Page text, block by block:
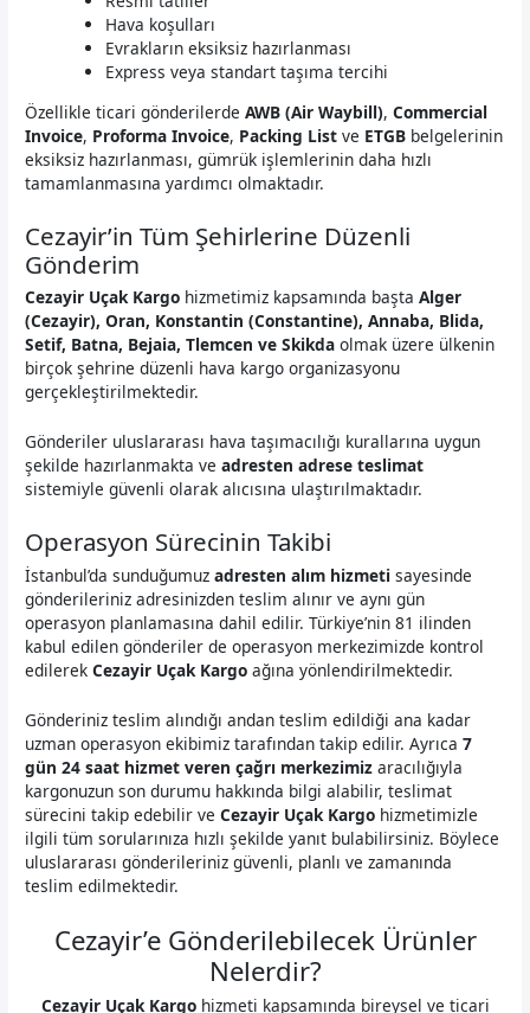
Hava koşulları
Evrakların eksiksiz hazırlanması
Express veya standart taşıma tercihi
Özellikle ticari gönderilerdeAWB (Air Waybill),Commercial
Invoice, Proforma Invoice, Packing List ve ETGB belgelerinin
eksiksiz hazırlanması, gümrük işlemlerinin daha hızlı
tamamlanmasına yardımcı olmaktadır.
Cezayir’in Tüm Şehirlerine Düzenli
Gönderim
Cezayir Uçak Kargo hizmetimiz kapsamında baştaAlger
(Cezayir), Oran, Konstantin (Constantine), Annaba, Blida,
Setif, Batna, Bejaia, Tlemcen ve Skikda olmak üzere ülkenin
birçok şehrine düzenli hava kargo organizasyonu
gerçekleştirilmektedir.
Gönderiler uluslararası hava taşımacılığı kurallarına uygun
şekilde hazırlanmakta veadresten adrese teslimat
sistemiyle güvenli olarak alıcısına ulaştırılmaktadır.
Operasyon Sürecinin Takibi
İstanbul’da sunduğumuzadresten alım hizmeti sayesinde
gönderileriniz adresinizden teslim alınır ve aynı gün
operasyon planlamasına dahil edilir. Türkiye’nin 81 ilinden
kabul edilen gönderiler de operasyon merkezimizde kontrol
edilerekCezayir Uçak Kargo ağına yönlendirilmektedir.
Gönderiniz teslim alındığı andan teslim edildiği ana kadar
uzman operasyon ekibimiz tarafından takip edilir. Ayrıca7
gün 24 saat hizmet veren çağrı merkezimiz aracılığıyla
kargonuzun son durumu hakkında bilgi alabilir, teslimat
sürecini takip edebilir veCezayir Uçak Kargo hizmetimizle
ilgili tüm sorularınıza hızlı şekilde yanıt bulabilirsiniz. Böylece
uluslararası gönderileriniz güvenli, planlı ve zamanında
teslim edilmektedir.
Cezayir’e Gönderilebilecek Ürünler
Nelerdir?
Cezayir Uçak Kargohizmeti kapsamında bireysel ve ticari